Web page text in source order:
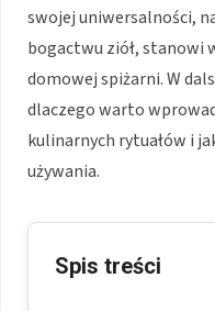
swojej uniwersalności,
bogactwu ziół, stanowi
domowej spiżarni. W
dlaczego warto
kulinarnych rytuałów i
używania.
Spis treści